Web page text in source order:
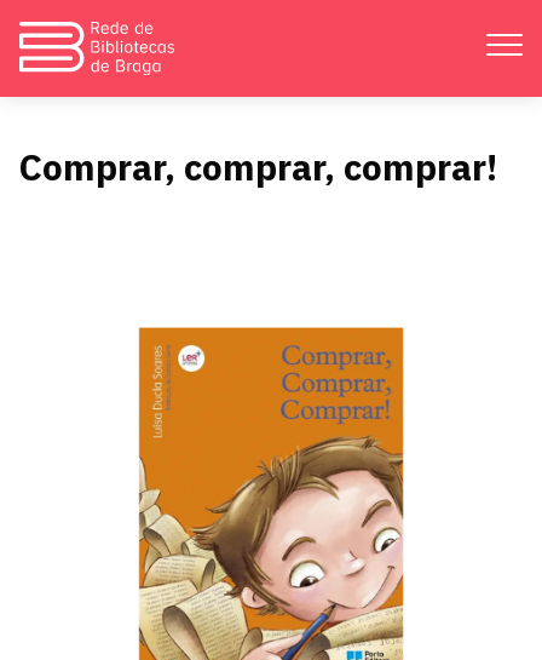
Divulgação
Catálogos
Contactos
Comprar, comprar, comprar!